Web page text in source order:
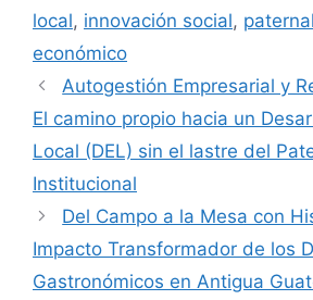
local, innovación social,
económico
Autogestión Empresarial y
El camino propio hacia un
Local (DEL) sin el lastre del
Institucional
Del Campo a la Mesa con
Impacto Transformador de los
Gastronómicos en Antigua